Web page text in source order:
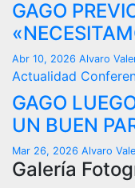
GAGO
Abr 10, 2026 Alvaro
Actualidad
GAGO
UN BUEN
Mar 26, 2026 Alvaro
Galería